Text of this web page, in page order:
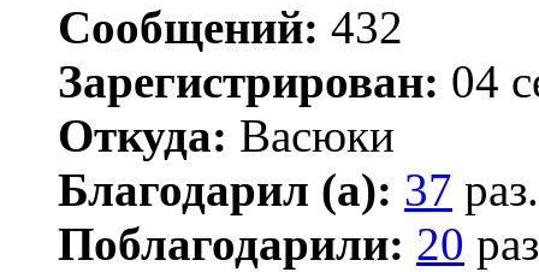
Сообщений: 432
Зарегистрирован: 04
Откуда: Васюки
Благодарил (а): 37 раз.
Поблагодарили: 20